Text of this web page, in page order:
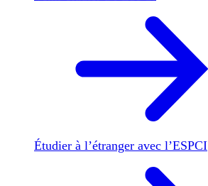
Étudier à l’étranger avec l’ESPCI